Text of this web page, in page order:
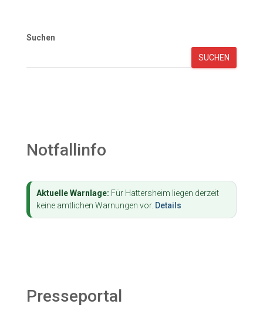
Suchen
SUCHEN
Notfallinfo
Aktuelle Warnlage: Für Hattersheim liegen derzeit
keine amtlichen Warnungen vor. Details
Presseportal